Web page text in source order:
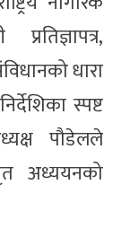
धारा
स्पष्ट
पौडेलले
अध्ययनको